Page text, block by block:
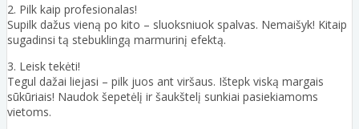
2. Pilk kaip profesionalas!
Supilk dažus vieną po kito – sluoksniuok spalvas. Nemaišyk! Kitaip
sugadinsi tą stebuklingą marmurinį efektą.
3. Leisk tekėti!
Tegul dažai liejasi – pilk juos ant viršaus. Ištepk viską margais
sūkūriais! Naudok šepetėlį ir šaukštelį sunkiai pasiekiamoms
vietoms.